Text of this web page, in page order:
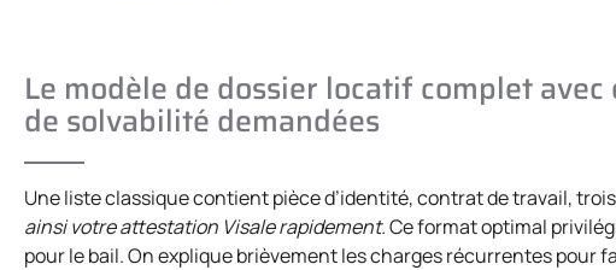
Le modèle de dossier locatif complet
de solvabilité demandées
Une liste classique contient pièce d’identité, contrat de travail,
ainsi votre attestation Visale rapidement.Ce format optimal
pour le bail. On explique brièvement les charges récurrentes pour